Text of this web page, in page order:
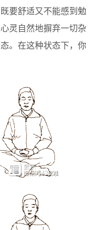
要舒适又不能感到勉
灵自然地摒弃一切杂
。在这种状态下，你